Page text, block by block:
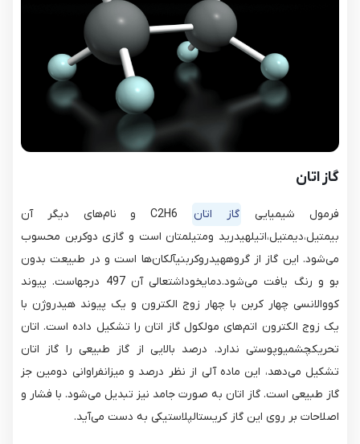
گاز اتان
فرمول شیمیایی گاز اتان
C2H6 و نام‌های دیگر آن
بیمتیل،دیمتیل،اتیلهیدرید ومتیلمتان است و گازی دوکربن محسوب
می‌شود. این گاز از گروههیدروکربنیآلکان‌ها است و در طبیعت بدون
بو و رنگ یافت می‌شود.دمایخوداشتعالی آن 497 درجهاست. پیوند
کووالانسی چهار کربن با چهار زوج الکترون و یک پیوند هیدروژن با
یک زوج الکترون اتم‌های مولکول گاز اتان را تشکیل داده است. اتان
تحریکچشمیوپوستی ندارد. درصد بالایی از گاز طبیعی را گاز اتان
تشکیل می‌دهد، این ماده آلی از نظر درصد و میزانفراوانی دومین جز
گاز طبیعی است. گاز اتان به صورت جامد نیز تبدیل می‌شود. با فشار و
اصلاحات بر روی این گاز کریستالپلاستیکی به دست می‌آید.